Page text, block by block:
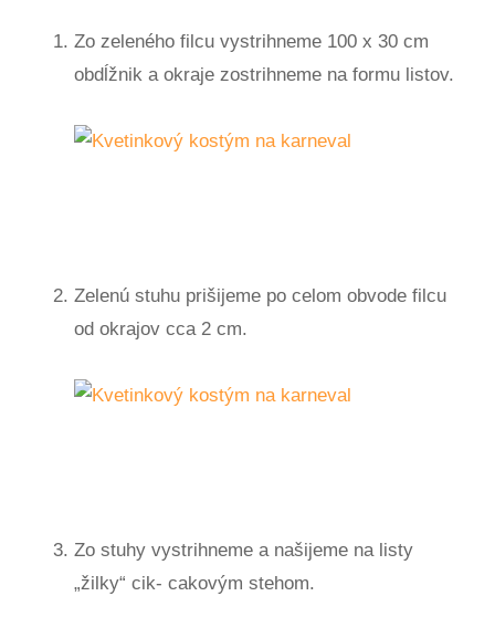
Zo zeleného filcu vystrihneme 100 x 30 cm
obdĺžnik a okraje zostrihneme na formu listov.
Zelenú stuhu prišijeme po celom obvode filcu
od okrajov cca 2 cm.
Zo stuhy vystrihneme a našijeme na listy
„žilky“ cik- cakovým stehom.